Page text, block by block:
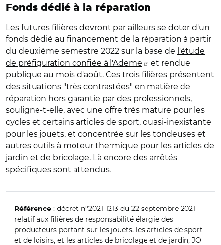
Fonds dédié à la réparation
Les futures filières devront par ailleurs se doter d'un
fonds dédié au financement de la réparation à partir
du deuxième semestre 2022 sur la base de l'étude
de préfiguration confiée à l'Ademe
et rendue
publique au mois d'août. Ces trois filières présentent
des situations "très contrastées" en matière de
réparation hors garantie par des professionnels,
souligne-t-elle, avec une offre très mature pour les
cycles et certains articles de sport, quasi-inexistante
pour les jouets, et concentrée sur les tondeuses et
autres outils à moteur thermique pour les articles de
jardin et de bricolage. Là encore des arrêtés
spécifiques sont attendus.
Référence : décret n°2021-1213 du 22 septembre 2021
relatif aux filières de responsabilité élargie des
producteurs portant sur les jouets, les articles de sport
et de loisirs, et les articles de bricolage et de jardin, JO